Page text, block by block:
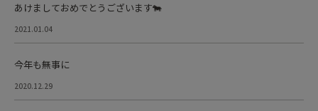
あけましておめでとうございます🐄
2021.01.04
今年も無事に
2020.12.29